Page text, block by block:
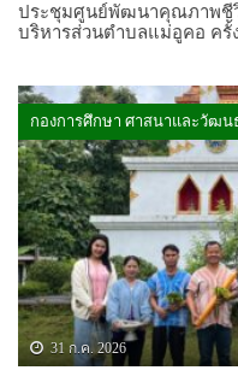
ประชุมศูนย์พัฒนาคุณภาพชีวิ
บริหารส่วนตำบลแม่อูคอ ครั้
กองการศึกษา ศาสนาและวัฒน
31 ก.ค. 2026